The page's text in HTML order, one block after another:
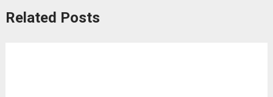
Related Posts